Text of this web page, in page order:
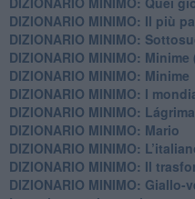
DIZIONARIO MINIMO: Il più
DIZIONARIO MINIMO:
DIZIONARIO MINIMO:
DIZIONARIO MINIMO: Minime
DIZIONARIO MINIMO: ​I
DIZIONARIO MINIMO:
DIZIONARIO MINIMO: Mario
DIZIONARIO MINIMO:
DIZIONARIO MINIMO: Il
DIZIONARIO MINIMO: Giallo-